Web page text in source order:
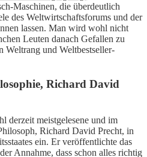
Maschinen, die überdeutlich
des Weltwirtschaftsforums und der
lassen. Man wird wohl nicht
Leuten danach Gefallen zu
Weltrang und Weltbestseller-
Richard David
derzeit meistgelesene und im
Richard David Precht, in
ein. Er veröffentlichte das
Annahme, dass schon alles richtig